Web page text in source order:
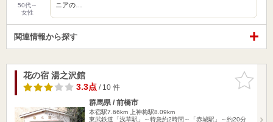
50代～
女性
ニアの…
関連情報から探す
お気に入
りに追加
花の宿 湯之沢館
3.3点/ 10 件
群馬県 / 前橋市
本宿駅7.66km
上神梅駅8.09km
東武鉄道「浅草駅」～特急約2時間～「赤城駅」～約20分